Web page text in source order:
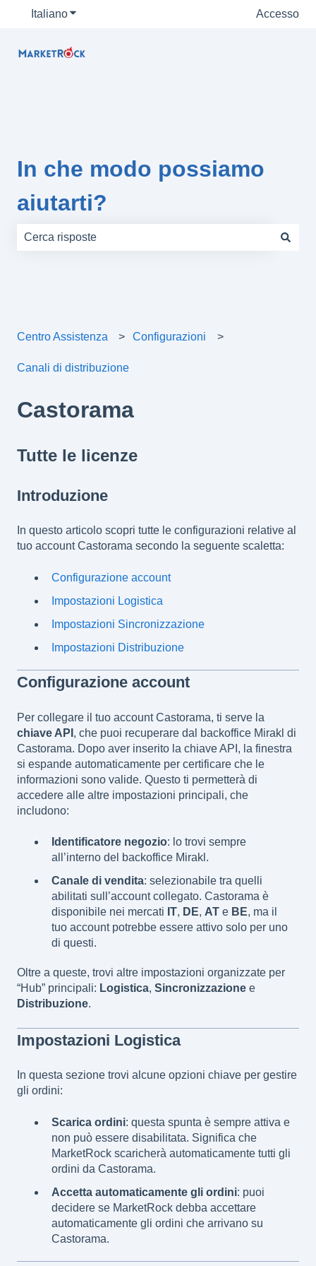
ItalianoMostra sottomenu per le traduzioni Accesso
In che modo possiamo
aiutarti?
Centro Assistenza Configurazioni
Canali di distribuzione
Castorama
Tutte le licenze
Introduzione
In questo articolo scopri tutte le configurazioni relative al
tuo account Castorama secondo la seguente scaletta:
Configurazione account
Impostazioni Logistica
Impostazioni Sincronizzazione
Impostazioni Distribuzione
Configurazione account
Per collegare il tuo account Castorama, ti serve la
chiave API , che puoi recuperare dal backoffice Mirakl di
Castorama. Dopo aver inserito la chiave API, la finestra
si espande automaticamente per certificare che le
informazioni sono valide. Questo ti permetterà di
accedere alle altre impostazioni principali, che
includono:
Identificatore negozio: lo trovi sempre
all’interno del backoffice Mirakl.
Canale di vendita: selezionabile tra quelli
abilitati sull’account collegato. Castorama è
disponibile nei mercati IT, DE, AT e BE, ma il
tuo account potrebbe essere attivo solo per uno
di questi.
Oltre a queste, trovi altre impostazioni organizzate per
“Hub” principali: Logistica, Sincronizzazione e
Distribuzione.
Impostazioni Logistica
In questa sezione trovi alcune opzioni chiave per gestire
gli ordini:
Scarica ordini: questa spunta è sempre attiva e
non può essere disabilitata. Significa che
MarketRock scaricherà automaticamente tutti gli
ordini da Castorama.
Accetta automaticamente gli ordini: puoi
decidere se MarketRock debba accettare
automaticamente gli ordini che arrivano su
Castorama.